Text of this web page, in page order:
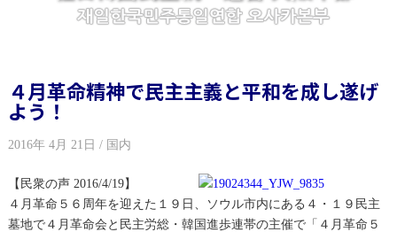
４月革命精神で民主主義と平和を成し遂げ
よう！
2016年 4月 21日 / 国内
【民衆の声 2016/4/19】
４月革命５６周年を迎えた１９日、ソウル市内にある４・１９民主
墓地で４月革命会と民主労総・韓国進歩連帯の主催で「４月革命５